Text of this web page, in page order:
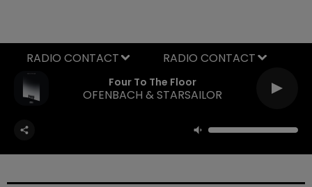
Four To The Floor
OFENBACH & STARSAILOR
RADIO CONTACT